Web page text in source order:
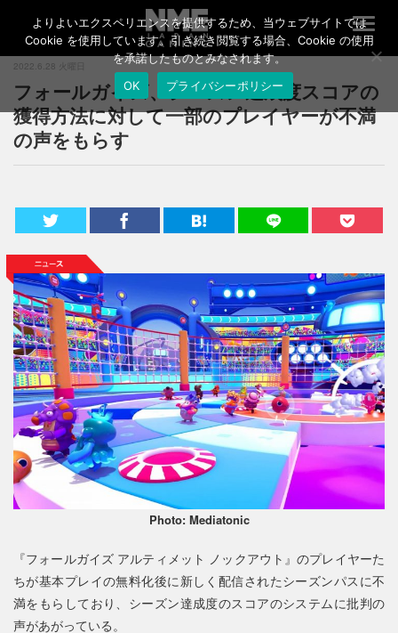
T
o
g
l
e
n
a
n
2022.6.28 火曜日
フォールガイズ、シーズン達成度スコアの
獲得方法に対して一部のプレイヤーが不満
の声をもらす
Photo: Mediatonic
『フォールガイズ アルティメット ノックアウト』のプレイヤーた
ちが基本プレイの無料化後に新しく配信されたシーズンパスに不
満をもらしており、シーズン達成度のスコアのシステムに批判の
声があがっている。
よりよいエクスペリエンスを提供するため、当ウェブサイトでは
Cookie を使用しています。引き続き閲覧する場合、Cookie の使用
を承諾したものとみなされます。
OK
プライバシーポリシー